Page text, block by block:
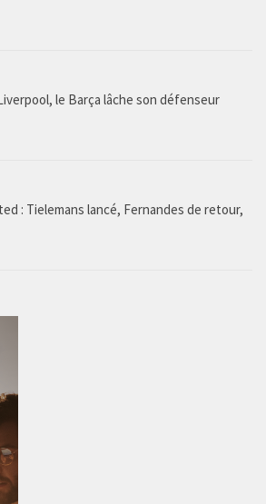
le Barça lâche son défenseur
: Tielemans lancé, Fernandes de retour,